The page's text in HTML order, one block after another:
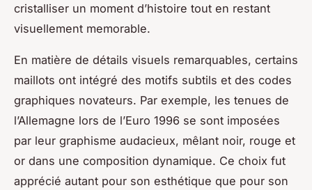
cristalliser un moment d’histoire tout en restant
visuellement memorable.
En matière de détails visuels remarquables, certains
maillots ont intégré des motifs subtils et des codes
graphiques novateurs. Par exemple, les tenues de
l’Allemagne lors de l’Euro 1996 se sont imposées
par leur graphisme audacieux, mêlant noir, rouge et
or dans une composition dynamique. Ce choix fut
apprécié autant pour son esthétique que pour son